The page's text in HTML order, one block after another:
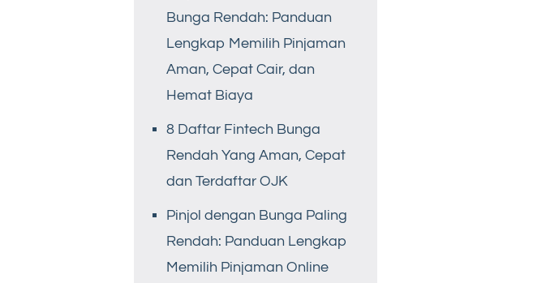
Bunga Rendah: Panduan
Lengkap Memilih Pinjaman
Aman, Cepat Cair, dan
Hemat Biaya
8 Daftar Fintech Bunga
Rendah Yang Aman, Cepat
dan Terdaftar OJK
Pinjol dengan Bunga Paling
Rendah: Panduan Lengkap
Memilih Pinjaman Online